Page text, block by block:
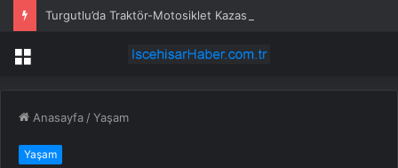
Turgutlu’da Traktör-Motosiklet Kazası
Menü
Anasayfa /Yaşam
Yaşam